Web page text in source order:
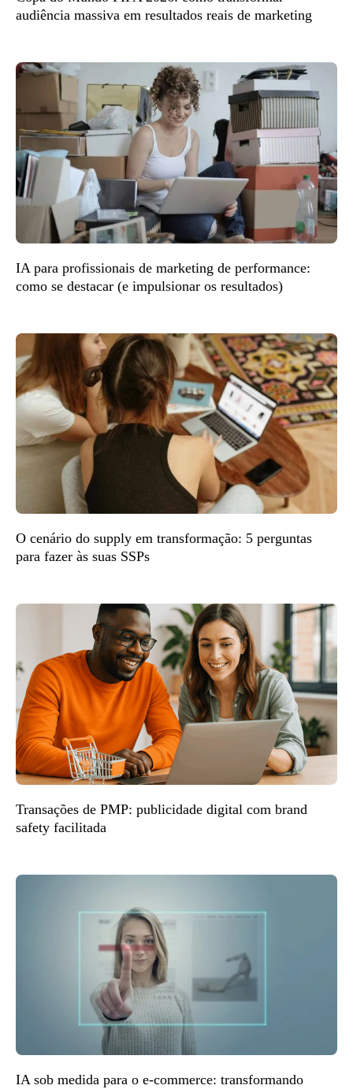
audiência massiva em resultados reais de marketing
IA para profissionais de marketing de performance:
como se destacar (e impulsionar os resultados)
O cenário do supply em transformação: 5 perguntas
para fazer às suas SSPs
Transações de PMP: publicidade digital com brand
safety facilitada
IA sob medida para o e-commerce: transformando